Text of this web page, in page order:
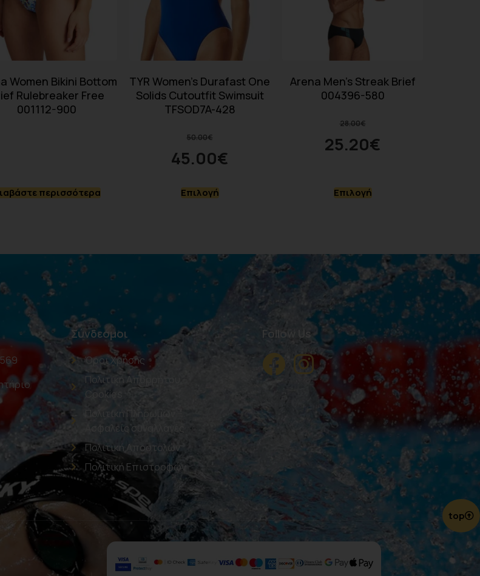
Women Bikini Bottom
Rulebreaker Free
001112-900
περισσότερα
TYR Women’s Durafast One
Solids Cutoutfit Swimsuit
TFSOD7A-428
50.00€
45.00€
Επιλογή
Arena Men’s Streak Brief
004396-580
28.00€
25.20€
Επιλογή
Σύνδεσμοι
Όροι Χρήσης
Πολιτική Απορρήτου –
Cookies
Πολιτική Πληρωμών –
Ασφαλείς συναλλαγές
Πολιτική Αποστολών
Πολιτική Επιστροφών
Follow Us
top